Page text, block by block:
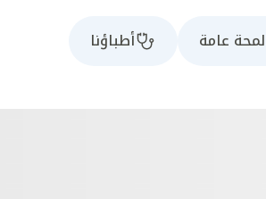
لمحة عامة أطباؤنا